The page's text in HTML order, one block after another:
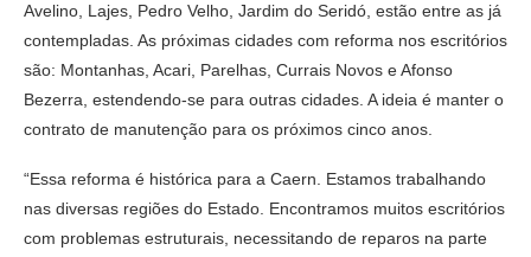
Avelino, Lajes, Pedro Velho, Jardim do Seridó, estão entre as já
contempladas. As próximas cidades com reforma nos escritórios
são: Montanhas, Acari, Parelhas, Currais Novos e Afonso
Bezerra, estendendo-se para outras cidades. A ideia é manter o
contrato de manutenção para os próximos cinco anos.
“Essa reforma é histórica para a Caern. Estamos trabalhando
nas diversas regiões do Estado. Encontramos muitos escritórios
com problemas estruturais, necessitando de reparos na parte